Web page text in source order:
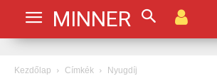
MINNER
Kezdőlap Címkék Nyugdíj